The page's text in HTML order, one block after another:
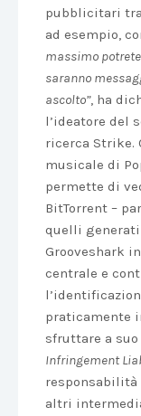
pubblicitari tra
ad esempio,
massimo
saranno
ascolto”, ha
l’ideatore del
ricerca Strike.
musicale di
permette di
BitTorrent –
quelli generati
Grooveshark
centrale e
praticamente
sfruttare a
Infringement
responsabilità
altri